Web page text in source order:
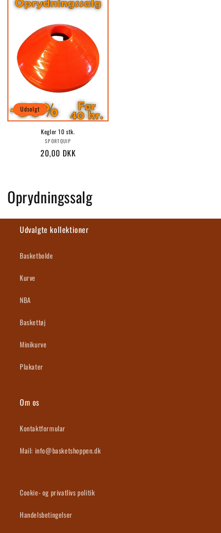
Udsolgt
Kegler 10 stk.
Forhandler:
SPORTQUIP
Normalpris
20,00 DKK
K
o
Oprydningssalg
Udvalgte kollektioner
Basketbolde
Kurve
NBA
Baskettøj
Minikurve
Plakater
Om os
Kontaktformular
Mail: info@basketshoppen.dk
Cookie- og privatlivs politik
Handelsbetingelser